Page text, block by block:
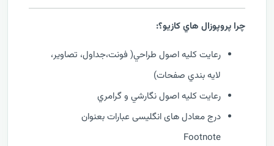
چرا پروپوزال هاي کازيو؟:
رعايت کليه اصول طراحي( فونت،جداول، تصاوير،
لايه بندي صفحات)
رعايت کليه اصول نگارشي و گرامري
درج معادل های انگلیسی عبارات بعنوان
Footnote